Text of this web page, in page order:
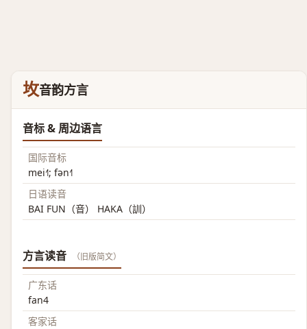
坆音韵方言
音标 & 周边语言
国际音标
mei˧˥; fən˧˥
日语读音
BAI FUN（音） HAKA（訓）
方言读音 （旧版简文）
广东话
fan4
客家话